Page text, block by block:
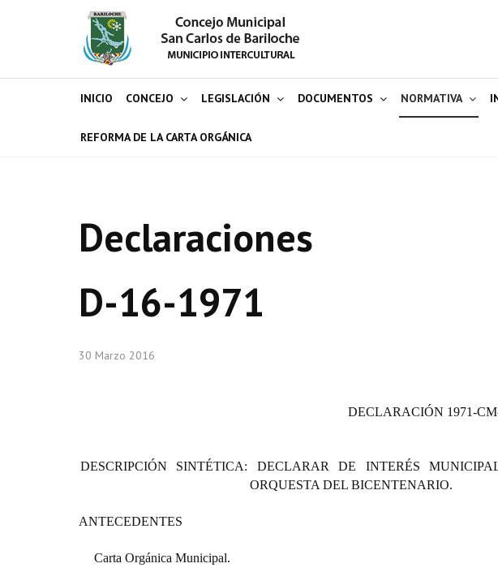
INICIO CONCEJO LEGISLACIÓN DOCUMENTOS NORMATIVA
REFORMA DE LA CARTA ORGÁNICA
Declaraciones
D-16-1971
30 Marzo 2016
DECLARACIÓN 1971-
DESCRIPCIÓN SINTÉTICA: DECLARAR DE INTERÉS
ORQUESTA DEL BICENTENARIO.
ANTECEDENTES
Carta Orgánica Municipal.